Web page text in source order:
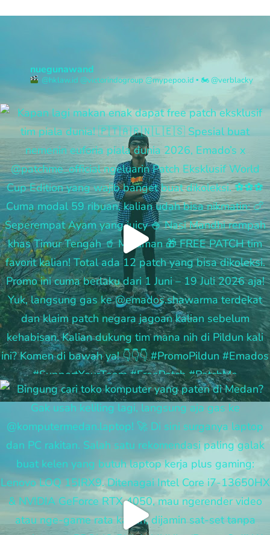
nuegunawand
@hklaw.id @victorindogroup @mypepoo.id ▪︎ 🏍 @verblacky